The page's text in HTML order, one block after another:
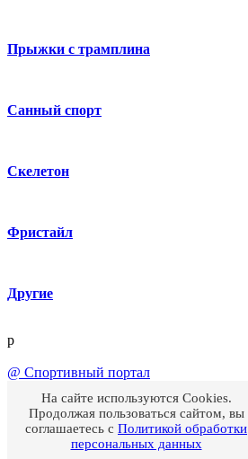
Прыжки с трамплина
Санный спорт
Скелетон
Фристайл
Другие
p
@ Спортивный портал
На сайте используются Cookies.
Продолжая пользоваться сайтом, вы
соглашаетесь с Политикой обработки
персональных данных